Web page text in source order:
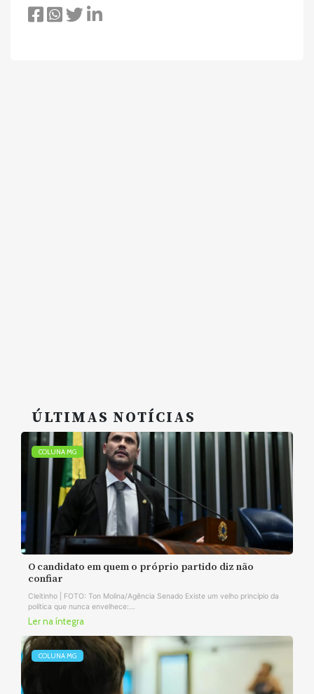
ÚLTIMAS NOTÍCIAS
COLUNA MG
O candidato em quem o próprio partido diz não
confiar
Cleitinho | FOTO: Ton Molina/Agência Senado Existe um velho princípio da
política que nunca envelhece:...
Ler na íntegra
COLUNA MG